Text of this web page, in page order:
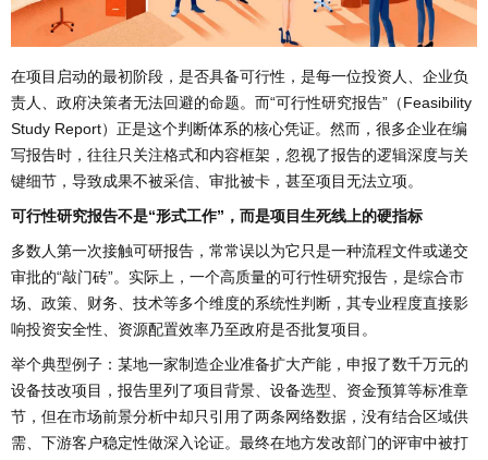
在项目启动的最初阶段，是否具备可行性，是每一位投资人、企业负
责人、政府决策者无法回避的命题。而“可行性研究报告”（Feasibility
Study Report）正是这个判断体系的核心凭证。然而，很多企业在编
写报告时，往往只关注格式和内容框架，忽视了报告的逻辑深度与关
键细节，导致成果不被采信、审批被卡，甚至项目无法立项。
可行性研究报告不是“形式工作”，而是项目生死线上的硬指标
多数人第一次接触可研报告，常常误以为它只是一种流程文件或递交
审批的“敲门砖”。实际上，一个高质量的可行性研究报告，是综合市
场、政策、财务、技术等多个维度的系统性判断，其专业程度直接影
响投资安全性、资源配置效率乃至政府是否批复项目。
举个典型例子：某地一家制造企业准备扩大产能，申报了数千万元的
设备技改项目，报告里列了项目背景、设备选型、资金预算等标准章
节，但在市场前景分析中却只引用了两条网络数据，没有结合区域供
需、下游客户稳定性做深入论证。最终在地方发改部门的评审中被打